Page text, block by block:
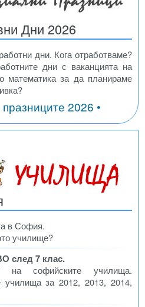
Дни 2026
дни. Кога отработваме?
дни с ваканцията на
математика за да планираме
2026 •
в София.
училище?
след 7 клас.
на софийските училища.
училища за 2012, 2013, 2014,